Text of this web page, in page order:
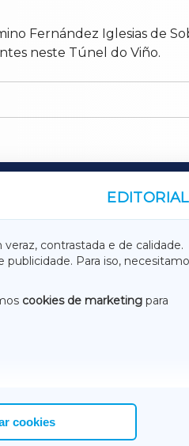
Fernández Iglesias de
neste Túnel do Viño.
contrastada e de calidade.
Para iso,
cookies de marketing para
cookies